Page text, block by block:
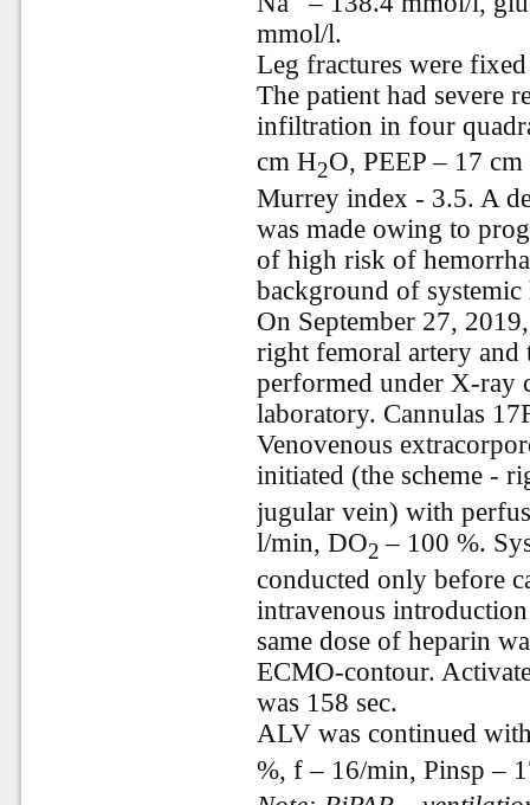
mmol/l.
Leg fractures were
The patient had severe
infiltration in four
cm H2O, PEEP – 17
Murrey index - 3.5. A
was made owing to
of high risk of
background of
On September 27,
right femoral artery
performed under X-ray
laboratory. Cannulas
Venovenous
initiated (the scheme -
jugular vein) with
l/min, DO2– 100 %.
conducted only before
intravenous
same dose of heparin
ECMO-contour.
was 158 sec.
ALV was continued
%, f – 16/min, Pinsp –